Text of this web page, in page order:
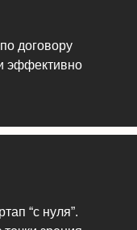
договору
эффективно
“с нуля”.